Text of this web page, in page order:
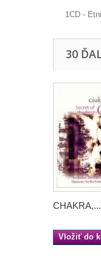
1CD -
30
CHAKRA,...
Vložiť do